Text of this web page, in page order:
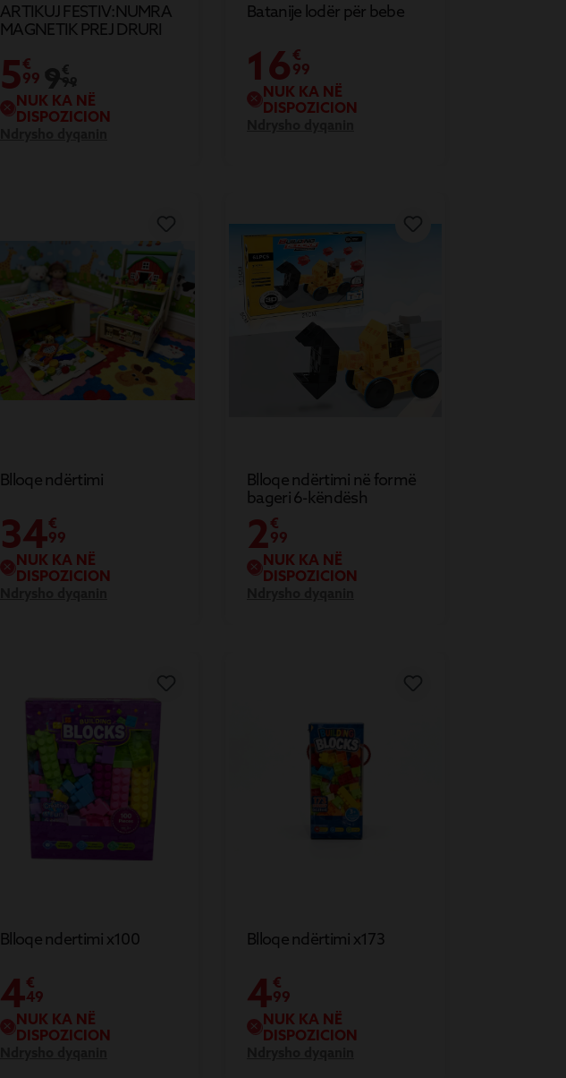
ARTIKUJ FESTIV:NUMRA
MAGNETIK PREJ DRURI
5€
99
NUK KA NË
DISPOZICION
Batanije lodër për bebe
16 €
99
NUK KA NË
DISPOZICION
Blloqe ndërtimi
34€
99
NUK KA NË
DISPOZICION
Blloqe ndërtimi në formë
bageri 6-këndësh
2€
99
NUK KA NË
DISPOZICION
Blloqe ndertimi x100
4€
49
NUK KA NË
DISPOZICION
Blloqe ndërtimi x173
4€
99
NUK KA NË
DISPOZICION